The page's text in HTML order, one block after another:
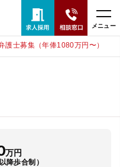
メニュー
護士募集（年俸1080万円〜）
万円
降歩合制）
国対応